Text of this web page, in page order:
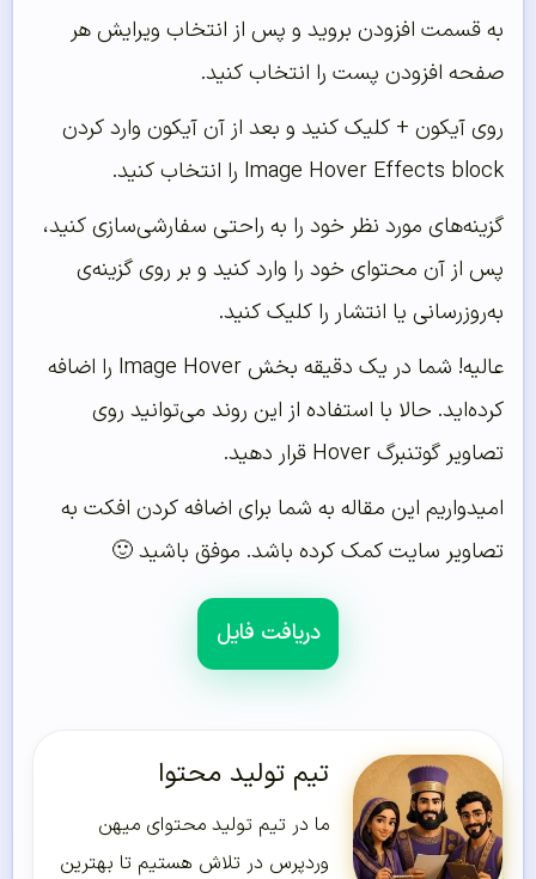
به قسمت افزودن بروید و پس از انتخاب ویرایش هر
صفحه افزودن پست را انتخاب کنید.
روی آیکون + کلیک کنید و بعد از آن آیکون وارد کردن
Image Hover Effects block را انتخاب کنید.
گزینه‌‌های مورد نظر خود را به راحتی سفارشی‌‌سازی کنید،
پس از آن محتوای خود را وارد کنید و بر روی گزینه‌‌ی
به‌‌روزرسانی یا انتشار را کلیک کنید.
عالیه! شما در یک دقیقه بخش Image Hover را اضافه
کرده‌‌اید. حالا با استفاده از این روند می‌‌توانید روی
تصاویر گوتنبرگ Hover قرار دهید.
امیدواریم این مقاله به شما برای اضافه کردن افکت به
تصاویر سایت کمک کرده باشد. موفق باشید 🙂
دریافت فایل
تیم تولید محتوا
ما در تیم تولید محتوای میهن
وردپرس در تلاش هستیم تا بهترین